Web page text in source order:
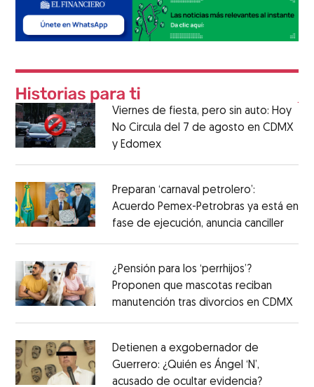
Viernes de fiesta, pero sin auto: Hoy
No Circula del 7 de agosto en CDMX
y Edomex
Preparan ‘carnaval petrolero’:
Acuerdo Pemex-Petrobras ya está en
fase de ejecución, anuncia canciller
¿Pensión para los ‘perrhijos’?
Proponen que mascotas reciban
manutención tras divorcios en CDMX
Detienen a exgobernador de
Guerrero: ¿Quién es Ángel ‘N’,
acusado de ocultar evidencia?